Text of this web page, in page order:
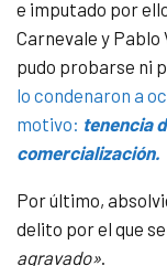
e imputado por
Carnevale y
pudo probarse ni
lo condenaron a
motivo: tenencia
comercialización.
Por último,
delito por el que
agravado».